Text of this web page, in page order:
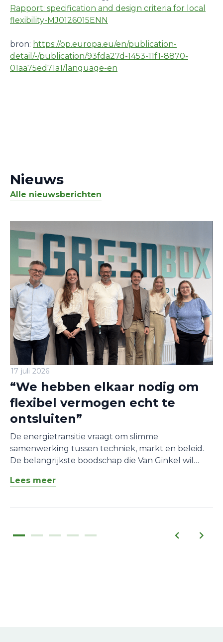
Rapport: specification and design criteria for local
flexibility-MJ0126015ENN
bron: https://op.europa.eu/en/publication-
detail/-/publication/93fda27d-1453-11f1-8870-
01aa75ed71a1/language-en
Nieuws
Alle nieuwsberichten
17 juli 2026
“We hebben elkaar nodig om
flexibel vermogen echt te
ontsluiten”
De energietransitie vraagt om slimme
samenwerking tussen techniek, markt en beleid.
De belangrijkste boodschap die Van Ginkel wil
netbeheerders is dat samenwerking essentieel is.
congestiemanagement mogelijk te maken.
voor marktpartijen moet het ook werkbaar en
Lees meer